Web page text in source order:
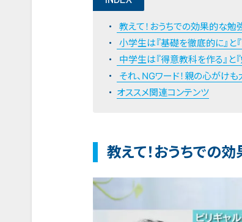
教えて！おうちでの効果的な勉
小学生は『基礎を徹底的に』と
中学生は『得意教科を作る』と
それ、NGワード！親の心がけも
オススメ関連コンテンツ
教えて！おうちでの